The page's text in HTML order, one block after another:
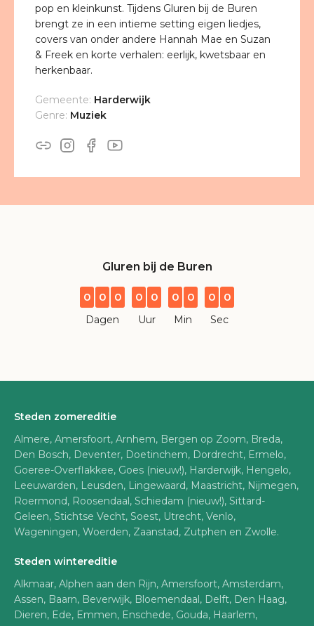
pop en kleinkunst. Tijdens Gluren bij de Buren
brengt ze in een intieme setting eigen liedjes,
covers van onder andere Hannah Mae en Suzan
& Freek en korte verhalen: eerlijk, kwetsbaar en
herkenbaar.
Gemeente: Harderwijk
Genre: Muziek
Gluren bij de Buren
0 0 0
Dagen
0 0
Uur
0 0
Min
0 0
Sec
Steden zomereditie
Almere, Amersfoort, Arnhem, Bergen op Zoom, Breda,
Den Bosch, Deventer, Doetinchem, Dordrecht, Ermelo,
Goeree-Overflakkee, Goes (nieuw!), Harderwijk, Hengelo,
Leeuwarden, Leusden, Lingewaard, Maastricht, Nijmegen,
Roermond, Roosendaal, Schiedam (nieuw!), Sittard-
Geleen, Stichtse Vecht, Soest, Utrecht, Venlo,
Wageningen, Woerden, Zaanstad, Zutphen en Zwolle.
Steden wintereditie
Alkmaar, Alphen aan den Rijn, Amersfoort, Amsterdam,
Assen, Baarn, Beverwijk, Bloemendaal, Delft, Den Haag,
Dieren, Ede, Emmen, Enschede, Gouda, Haarlem,